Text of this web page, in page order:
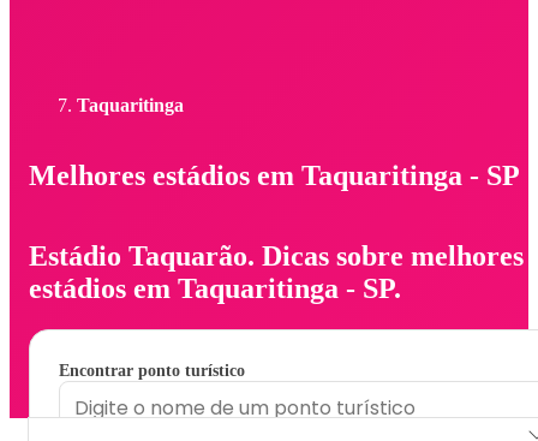
Taquaritinga
Melhores estádios em Taquaritinga - SP
Estádio Taquarão. Dicas sobre melhores
estádios em Taquaritinga - SP.
Encontrar ponto turístico